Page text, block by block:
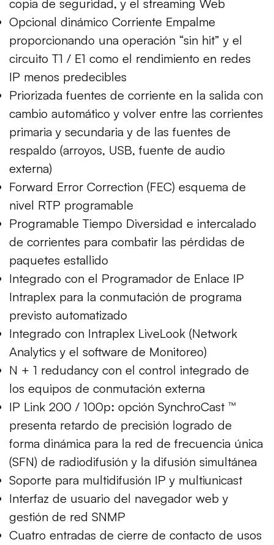
copia de seguridad, y el streaming Web
Opcional dinámico Corriente Empalme
proporcionando una operación “sin hit” y el
circuito T1 / E1 como el rendimiento en redes
IP menos predecibles
Priorizada fuentes de corriente en la salida con
cambio automático y volver entre las corrientes
primaria y secundaria y de las fuentes de
respaldo (arroyos, USB, fuente de audio
externa)
Forward Error Correction (FEC) esquema de
nivel RTP programable
Programable Tiempo Diversidad e intercalado
de corrientes para combatir las pérdidas de
paquetes estallido
Integrado con el Programador de Enlace IP
Intraplex para la conmutación de programa
previsto automatizado
Integrado con Intraplex LiveLook (Network
Analytics y el software de Monitoreo)
N + 1 redudancy con el control integrado de
los equipos de conmutación externa
IP Link 200 / 100p: opción SynchroCast ™
presenta retardo de precisión logrado de
forma dinámica para la red de frecuencia única
(SFN) de radiodifusión y la difusión simultánea
Soporte para multidifusión IP y multiunicast
Interfaz de usuario del navegador web y
gestión de red SNMP
Cuatro entradas de cierre de contacto de usos